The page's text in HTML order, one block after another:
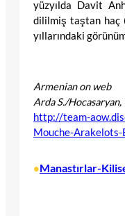
yüzyılda Davit
dililmiş taştan haç
yıllarındaki
Armenian on web
Arda S./Hocasaryan,
http://team-
Mouche-
•Manastırlar-